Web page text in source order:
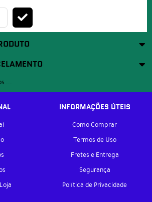
...
INFORMAÇÕES ÚTEIS
Como Comprar
Termos de Uso
Fretes e Entrega
Segurança
Política de Privacidade